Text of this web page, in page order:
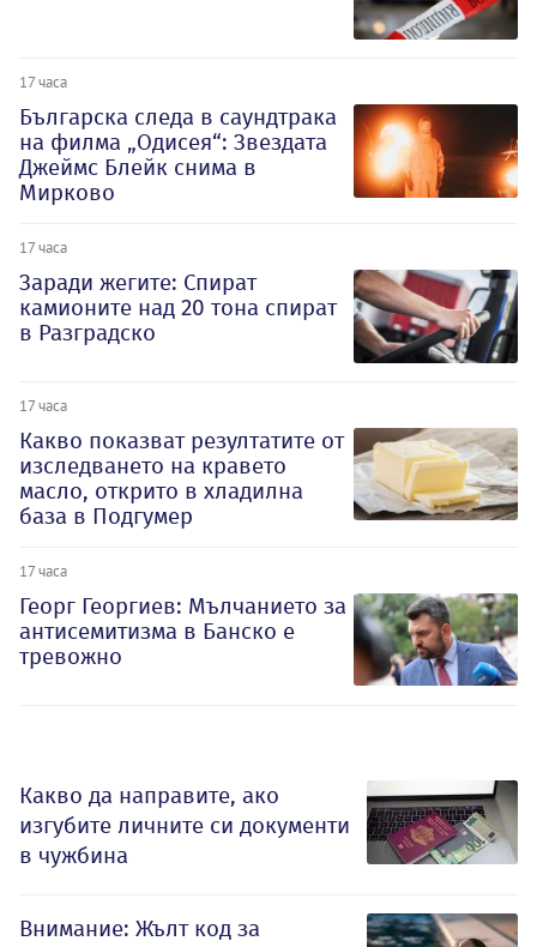
17 часа
Българска следа в саундтрака
на филма „Одисея“: Звездата
Джеймс Блейк снима в
Мирково
17 часа
Заради жегите: Спират
камионите над 20 тона спират
в Разградско
17 часа
Какво показват резултатите от
изследването на кравето
масло, открито в хладилна
база в Подгумер
17 часа
Георг Георгиев: Мълчанието за
антисемитизма в Банско е
тревожно
Какво да направите, ако
изгубите личните си документи
в чужбина
Внимание: Жълт код за